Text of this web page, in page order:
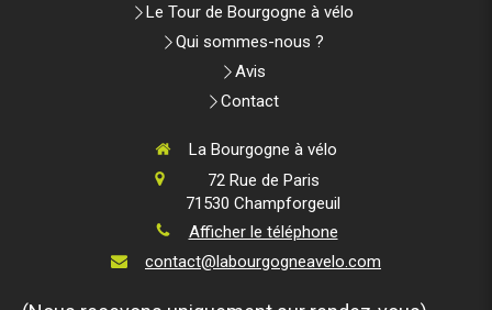
Le Tour de Bourgogne à vélo
Qui sommes-nous ?
Avis
Contact
La Bourgogne à vélo
72 Rue de Paris
71530 Champforgeuil
Afficher le téléphone
contact@labourgogneavelo.com